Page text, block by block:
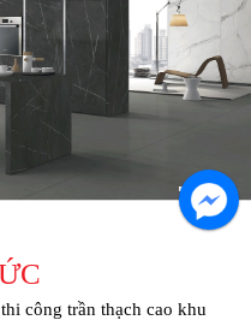
công trần thạch cao khu